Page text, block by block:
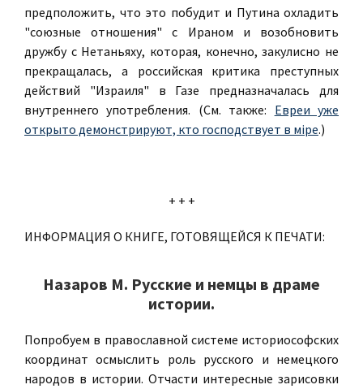
предположить, что это побудит и Путина охладить
"союзные отношения" с Ираном и возобновить
дружбу с Нетаньяху, которая, конечно, закулисно не
прекращалась, а российская критика преступных
действий "Израиля" в Газе предназначалась для
внутреннего употребления. (См. также: Евреи уже
открыто демонстрируют, кто господствует в мiре.)
+ + +
ИНФОРМАЦИЯ О КНИГЕ, ГОТОВЯЩЕЙСЯ К ПЕЧАТИ:
Назаров М. Русские и немцы в драме
истории.
Попробуем в православной системе историософских
координат осмыслить роль русского и немецкого
народов в истории. Отчасти интересные зарисовки